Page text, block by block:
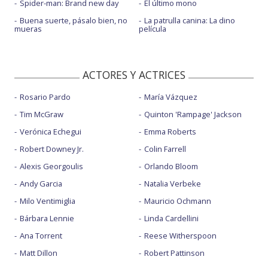
Spider-man: Brand new day
Buena suerte, pásalo bien, no
mueras
El último mono
La patrulla canina: La dino
película
ACTORES Y ACTRICES
Rosario Pardo
Tim McGraw
Verónica Echegui
Robert Downey Jr.
Alexis Georgoulis
Andy Garcia
Milo Ventimiglia
Bárbara Lennie
Ana Torrent
Matt Dillon
María Vázquez
Quinton 'Rampage' Jackson
Emma Roberts
Colin Farrell
Orlando Bloom
Natalia Verbeke
Mauricio Ochmann
Linda Cardellini
Reese Witherspoon
Robert Pattinson